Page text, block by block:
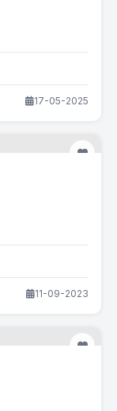
17-05-2025
11-09-2023